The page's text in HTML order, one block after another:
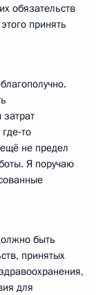
обязательств
принять
не предел
Я поручаю
быть
принятых
для